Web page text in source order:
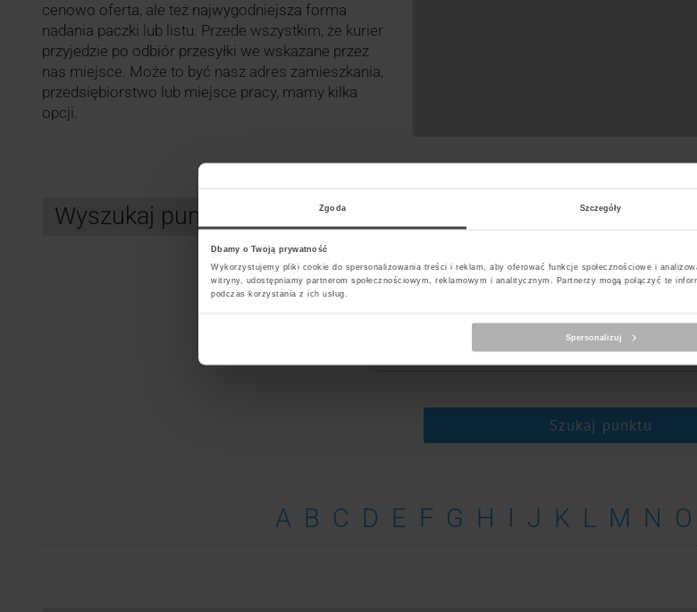
Zgoda Szczegóły
Dbamy o Twoją prywatność
Wykorzystujemy pliki cookie do spersonalizowania treści i reklam, aby oferować funkcje społecznościowe i
witryny, udostępniamy partnerom społecznościowym, reklamowym i analitycznym. Partnerzy mogą połączyć te
podczas korzystania z ich usług.
Spersonalizuj
cenowo oferta, ale też najwygodniejsza forma
nadania paczki lub listu. Przede wszystkim, że kurier
przyjedzie po odbiór przesyłki we wskazane przez
nas miejsce. Może to być nasz adres zamieszkania,
przedsiębiorstwo lub miejsce pracy, mamy kilka
opcji.
Wyszukaj punkt kurierski InPost Paczkomat
Search
Szukaj punktu
A B C D E F G H I J K L M N O